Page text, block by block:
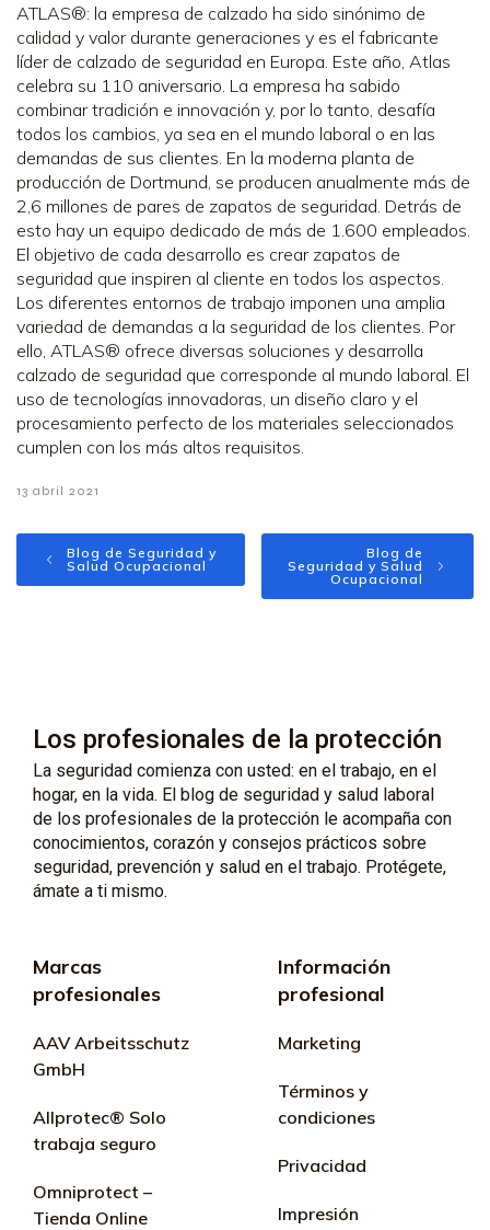
ATLAS®: la empresa de calzado ha sido sinónimo de
calidad y valor durante generaciones y es el fabricante
líder de calzado de seguridad en Europa. Este año, Atlas
celebra su 110 aniversario. La empresa ha sabido
combinar tradición e innovación y, por lo tanto, desafía
todos los cambios, ya sea en el mundo laboral o en las
demandas de sus clientes. En la moderna planta de
producción de Dortmund, se producen anualmente más de
2,6 millones de pares de zapatos de seguridad. Detrás de
esto hay un equipo dedicado de más de 1.600 empleados.
El objetivo de cada desarrollo es crear zapatos de
seguridad que inspiren al cliente en todos los aspectos.
Los diferentes entornos de trabajo imponen una amplia
variedad de demandas a la seguridad de los clientes. Por
ello, ATLAS® ofrece diversas soluciones y desarrolla
calzado de seguridad que corresponde al mundo laboral. El
uso de tecnologías innovadoras, un diseño claro y el
procesamiento perfecto de los materiales seleccionados
cumplen con los más altos requisitos.
13 abril 2021
Blog de Seguridad y
Salud Ocupacional
Blog de
Seguridad y Salud
Ocupacional
Los profesionales de la protección
La seguridad comienza con usted: en el trabajo, en el
hogar, en la vida. El blog de seguridad y salud laboral
de los profesionales de la protección le acompaña con
conocimientos, corazón y consejos prácticos sobre
seguridad, prevención y salud en el trabajo. Protégete,
ámate a ti mismo.
Marcas
profesionales
AAV Arbeitsschutz
GmbH
Allprotec® Solo
trabaja seguro
Omniprotect –
Tienda Online
Información
profesional
Marketing
Términos y
condiciones
Privacidad
Impresión